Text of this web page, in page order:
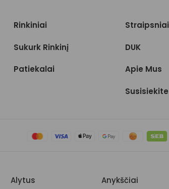
Rinkiniai
Sukurk Rinkinį
Patiekalai
Straipsniai
DUK
Apie Mus
Susisiekite
Alytus Anykščiai